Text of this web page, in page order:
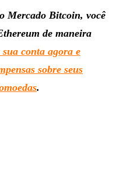
Mercado Bitcoin, você
de maneira
conta agora e
sobre seus
.